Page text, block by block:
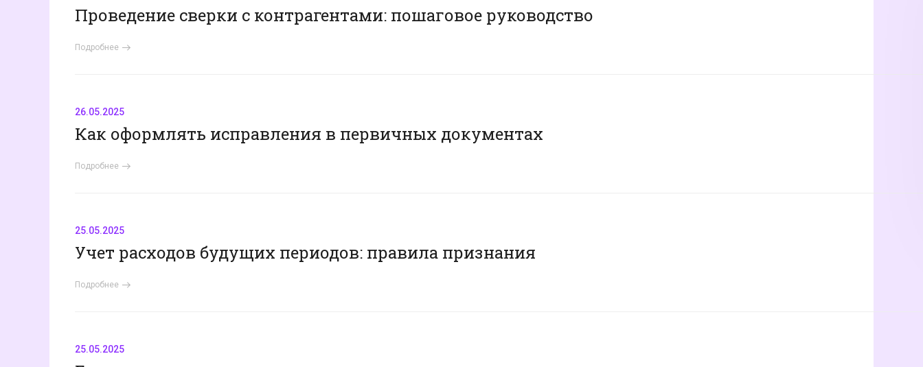
Проведение сверки с контрагентами: пошаговое руководство
Подробнее
26.05.2025
Как оформлять исправления в первичных документах
Подробнее
25.05.2025
Учет расходов будущих периодов: правила признания
Подробнее
25.05.2025